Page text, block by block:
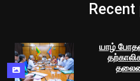
யாழ்